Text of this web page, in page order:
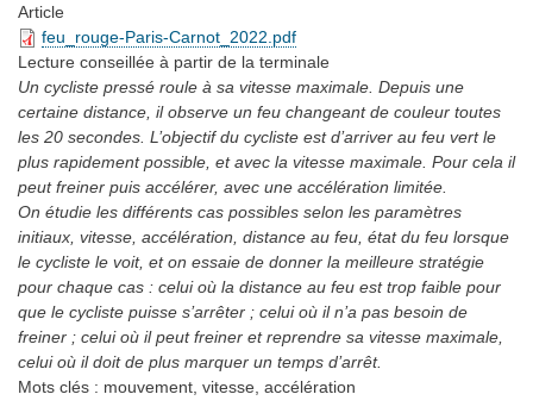
Article
feu_rouge-Paris-Carnot_2022.pdf
Lecture conseillée à partir de la terminale
Un cycliste pressé roule à sa vitesse maximale. Depuis une
certaine distance, il observe un feu changeant de couleur toutes
les 20 secondes. L’objectif du cycliste est d’arriver au feu vert le
plus rapidement possible, et avec la vitesse maximale. Pour cela il
peut freiner puis accélérer, avec une accélération limitée.
On étudie les différents cas possibles selon les paramètres
initiaux, vitesse, accélération, distance au feu, état du feu lorsque
le cycliste le voit, et on essaie de donner la meilleure stratégie
pour chaque cas : celui où la distance au feu est trop faible pour
que le cycliste puisse s’arrêter ; celui où il n’a pas besoin de
freiner ; celui où il peut freiner et reprendre sa vitesse maximale,
celui où il doit de plus marquer un temps d’arrêt.
Mots clés : mouvement, vitesse, accélération